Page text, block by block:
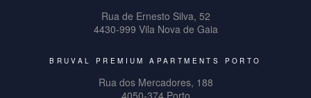
Rua de Ernesto Silva, 52
4430-999 Vila Nova de Gaia
BRUVAL PREMIUM APARTMENTS PORTO
Rua dos Mercadores, 188
4050-374 Porto